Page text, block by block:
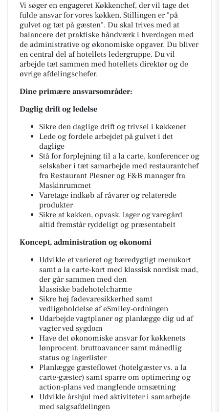
Vi søger en engageret Køkkenchef, der vil tage det
fulde ansvar for vores køkken. Stillingen er "på
gulvet og tæt på gæsten". Du skal trives med at
balancere det praktiske håndværk i hverdagen med
de administrative og økonomiske opgaver. Du bliver
en central del af hotellets ledergruppe. Du vil
arbejde tæt sammen med hotellets direktør og de
øvrige afdelingschefer.
Dine primære ansvarsområder:
Daglig drift og ledelse
Sikre den daglige drift og trivsel i køkkenet
Lede og fordele arbejdet på gulvet i det
daglige
Stå for forplejning til a la carte, konferencer og
selskaber i tæt samarbejde med restaurantchef
fra Restaurant Plesner og F&B manager fra
Maskinrummet
Varetage indkøb af råvarer og relaterede
produkter
Sikre at køkken, opvask, lager og varegård
altid fremstår ryddeligt og præsentabelt
Koncept, administration og økonomi
Udvikle et varieret og bæredygtigt menukort
samt a la carte-kort med klassisk nordisk mad,
der går sammen med den
klassiske badehotelcharme
Sikre høj fødevaresikkerhed samt
vedligeholdelse af eSmiley-ordningen
Udarbejde vagtplaner og planlægge dig ud af
vagter ved sygdom
Have det økonomiske ansvar for køkkenets
lønprocent, bruttoavancer samt månedlig
status og lagerlister
Planlægge gæsteflowet (hotelgæster vs. a la
carte-gæster) samt sparre om optimering og
action-plans ved manglende omsætning
Udvikle årshjul med aktiviteter i samarbejde
med salgsafdelingen